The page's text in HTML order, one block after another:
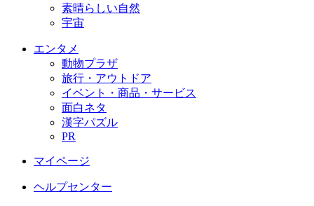
素晴らしい自然
宇宙
エンタメ
動物プラザ
旅行・アウトドア
イベント・商品・サービス
面白ネタ
漢字パズル
PR
マイページ
ヘルプセンター